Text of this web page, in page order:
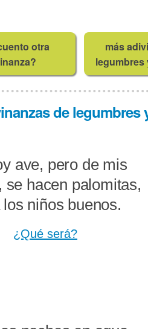
otra
más
legumbres
de legumbres
ave, pero de mis
se hacen palomitas,
niños buenos.
¿Qué será?